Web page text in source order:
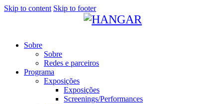
Skip to content Skip to footer
Sobre
Sobre
Redes e parceiros
Programa
Exposições
Exposições
Screenings/Performances